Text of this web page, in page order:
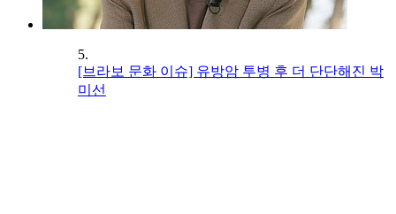
5.
[브라보 문화 이슈] 유방암 투병 후 더 단단해진 박
미선